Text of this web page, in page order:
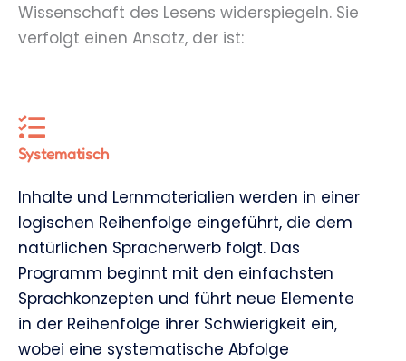
Wissenschaft des Lesens widerspiegeln. Sie
verfolgt einen Ansatz, der ist:
Systematisch
Inhalte und Lernmaterialien werden in einer
logischen Reihenfolge eingeführt, die dem
natürlichen Spracherwerb folgt. Das
Programm beginnt mit den einfachsten
Sprachkonzepten und führt neue Elemente
in der Reihenfolge ihrer Schwierigkeit ein,
wobei eine systematische Abfolge